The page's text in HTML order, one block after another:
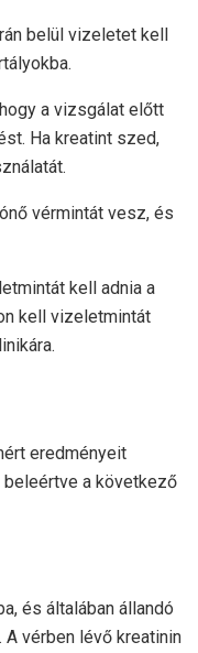
belül vizeletet kell
a vizsgálat előtt
Ha kreatint szed,
vérmintát vesz, és
kell adnia a
kell vizeletmintát
eredményeit
a következő
és általában állandó
vérben lévő kreatinin